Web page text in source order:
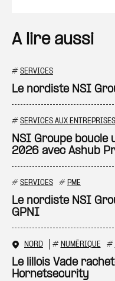
A lire aussi
# SERVICES
Le nordiste NSI
# SERVICES AUX ENTREPRISES
NSI Groupe boucle
2026 avec Ashub
# SERVICES # PME
Le nordiste NSI
GPNI
NORD # NUMÉRIQUE #
Le lillois Vade
Hornetsecurity